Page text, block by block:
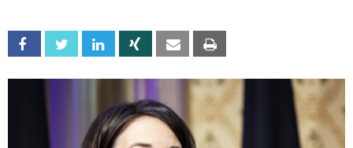
Facebook Twitter Linkedin Xing Email